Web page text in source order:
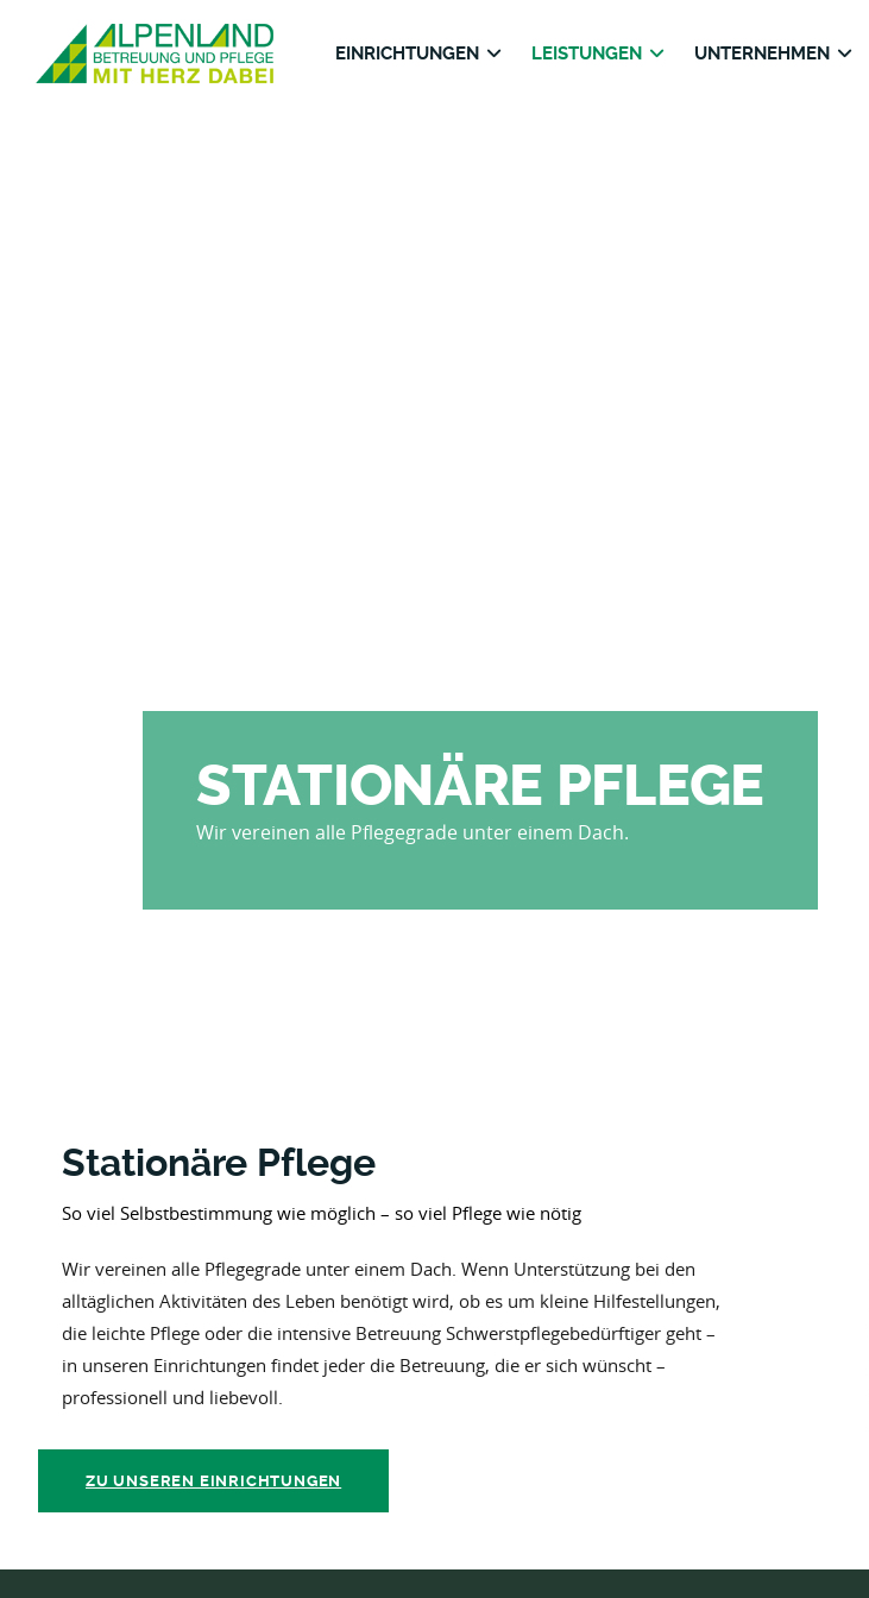
EINRICHTUNGEN LEISTUNGEN UNTERNEHMEN
STATIONÄRE PFLEGE
Wir vereinen alle Pflegegrade unter einem Dach.
Stationäre Pflege
So viel Selbstbestimmung wie möglich – so viel Pflege wie nötig
Wir vereinen alle Pflegegrade unter einem Dach. Wenn Unterstützung bei den
alltäglichen Aktivitäten des Leben benötigt wird, ob es um kleine Hilfestellungen,
die leichte Pflege oder die intensive Betreuung Schwerstpflegebedürftiger geht –
in unseren Einrichtungen findet jeder die Betreuung, die er sich wünscht –
professionell und liebevoll.
ZU UNSEREN EINRICHTUNGEN